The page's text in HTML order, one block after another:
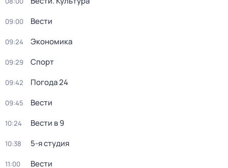
09:00 Вести
09:24 Экономика
09:29 Спорт
09:42 Погода 24
09:45 Вести
10:24 Вести в 9
10:38 5-я студия
11:00 Вести